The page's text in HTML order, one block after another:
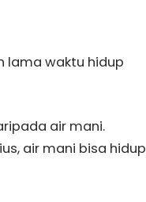
lama waktu hidup
air mani.
air mani bisa hidup